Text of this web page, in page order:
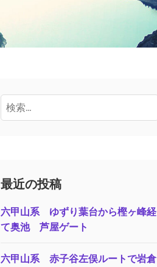
検
索:
最近の投稿
六甲山系 ゆずり葉台から樫ヶ峰経
て奥池 芦屋ゲート
六甲山系 赤子谷左俣ルートで岩倉